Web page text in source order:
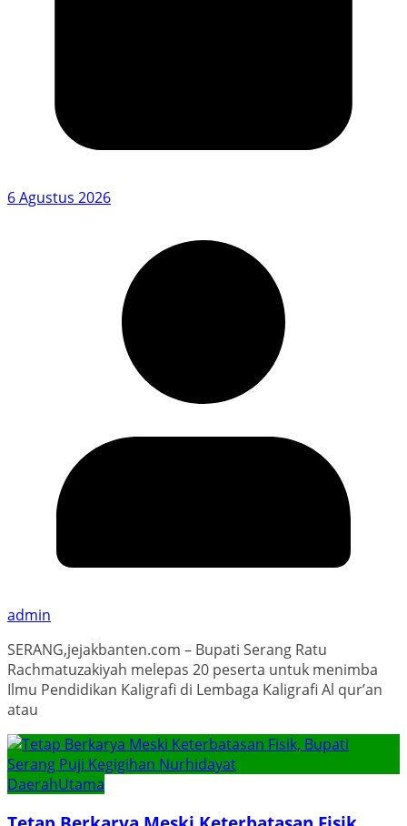
6 Agustus 2026
admin
SERANG,jejakbanten.com – Bupati Serang Ratu
Rachmatuzakiyah melepas 20 peserta untuk menimba
Ilmu Pendidikan Kaligrafi di Lembaga Kaligrafi Al qur’an
atau
DaerahUtama